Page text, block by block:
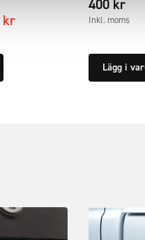
kr
400 kr
Inkl. moms
Lägg i